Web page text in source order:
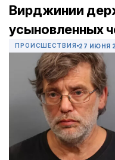
Вирджинии
усыновленных
ПРОИСШЕСТВИЯ 27 ИЮНЯ